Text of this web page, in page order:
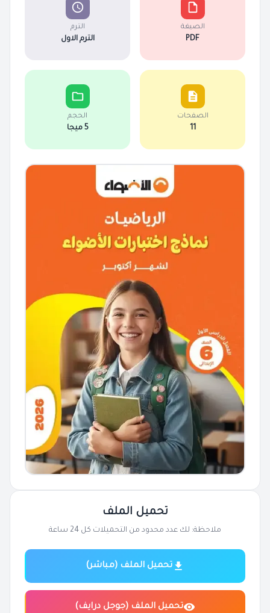
الصيغة
PDF
الترم
الترم الاول
الصفحات
11
الحجم
5 ميجا
تحميل الملف
ملاحظة: لك عدد محدود من التحميلات كل 24 ساعة
تحميل الملف (مباشر)
تحميل الملف (جوجل درايف)